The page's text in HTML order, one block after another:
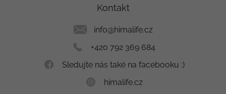
Kontakt
info@himalife.cz
+420 792 369 684
Sledujte nás také na facebooku :)
himalife.cz